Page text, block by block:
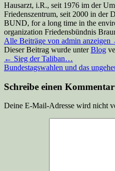
Hausarzt, i.R., seit 1976 im der
Friedenszentrum, seit 2000 in der
BUND, for a long time in the
organization Friedensbündnis
Alle Beiträge von admin anzeigen
Dieser Beitrag wurde unterBlog
← Sieg der Taliban…
Bundestagswahlen und das
Schreibe einen Kommentar
Deine E-Mail-Adresse wird nicht